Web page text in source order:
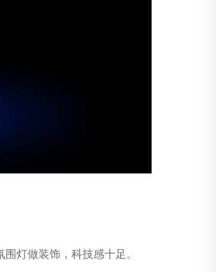
灯做装饰，科技感十足。